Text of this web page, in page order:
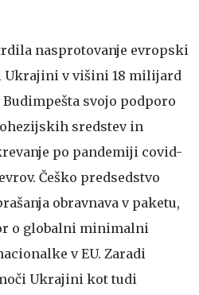
nasprotovanje evropski
v višini 18 milijard
svojo podporo
sredstev in
po pandemiji covid-
Češko predsedstvo
obravnava v paketu,
o globalni minimalni
v EU. Zaradi
Ukrajini kot tudi